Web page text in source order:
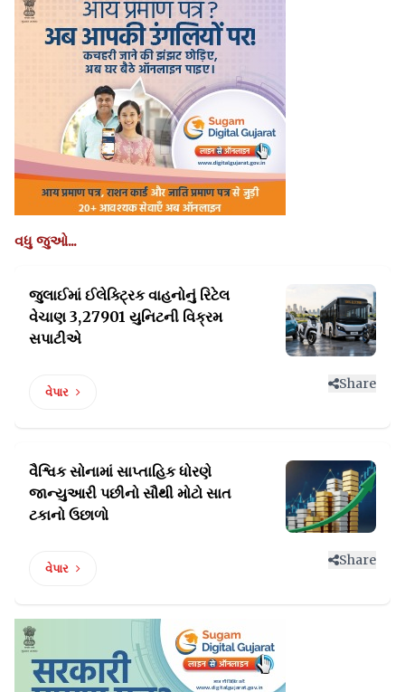
વધુ જુઓ...
જુલાઈમાં ઈલેક્ટ્રિક વાહનોનું રિટેલ
વેચાણ 3,27901 યુનિટની વિક્રમ
સપાટીએ
વેપાર
Share
વૈશ્વિક સોનામાં સાપ્તાહિક ધોરણે
જાન્યુઆરી પછીનો સૌથી મોટો સાત
ટકાનો ઉછાળો
વેપાર
Share